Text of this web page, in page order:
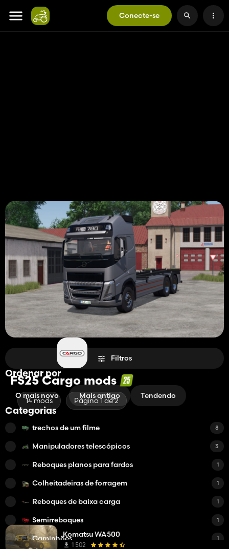
Conecte-se
FS25 Cargo mods
14 mods Página 1 de 2
Filtros
Ordenar por
O mais novo Mais antigo Tendendo
Categorias
trechos de um filme 8
Manipuladores telescópicos 3
Reboques planos para fardos 1
Colheitadeiras de forragem 1
Reboques de baixa carga 1
Semirreboques 1
Caminhões 1
Komatsu WA500
1 502